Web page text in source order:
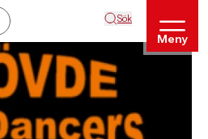
Sök
Meny